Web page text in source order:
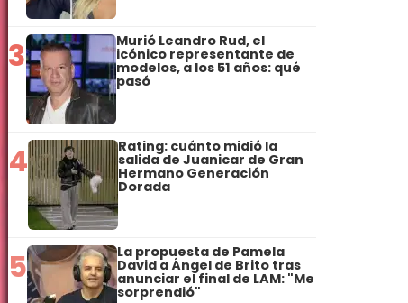
3 Murió Leandro Rud, el
icónico representante de
modelos, a los 51 años: qué
pasó
4 Rating: cuánto midió la
salida de Juanicar de Gran
Hermano Generación
Dorada
5 La propuesta de Pamela
David a Ángel de Brito tras
anunciar el final de LAM: "Me
sorprendió"